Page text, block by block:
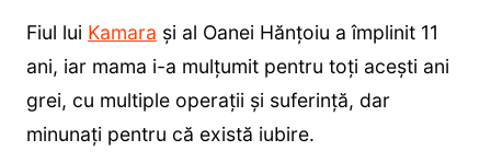
Fiul lui Kamara și al Oanei Hănțoiu a împlinit 11
ani, iar mama i-a mulțumit pentru toți acești ani
grei, cu multiple operații și suferință, dar
minunați pentru că există iubire.